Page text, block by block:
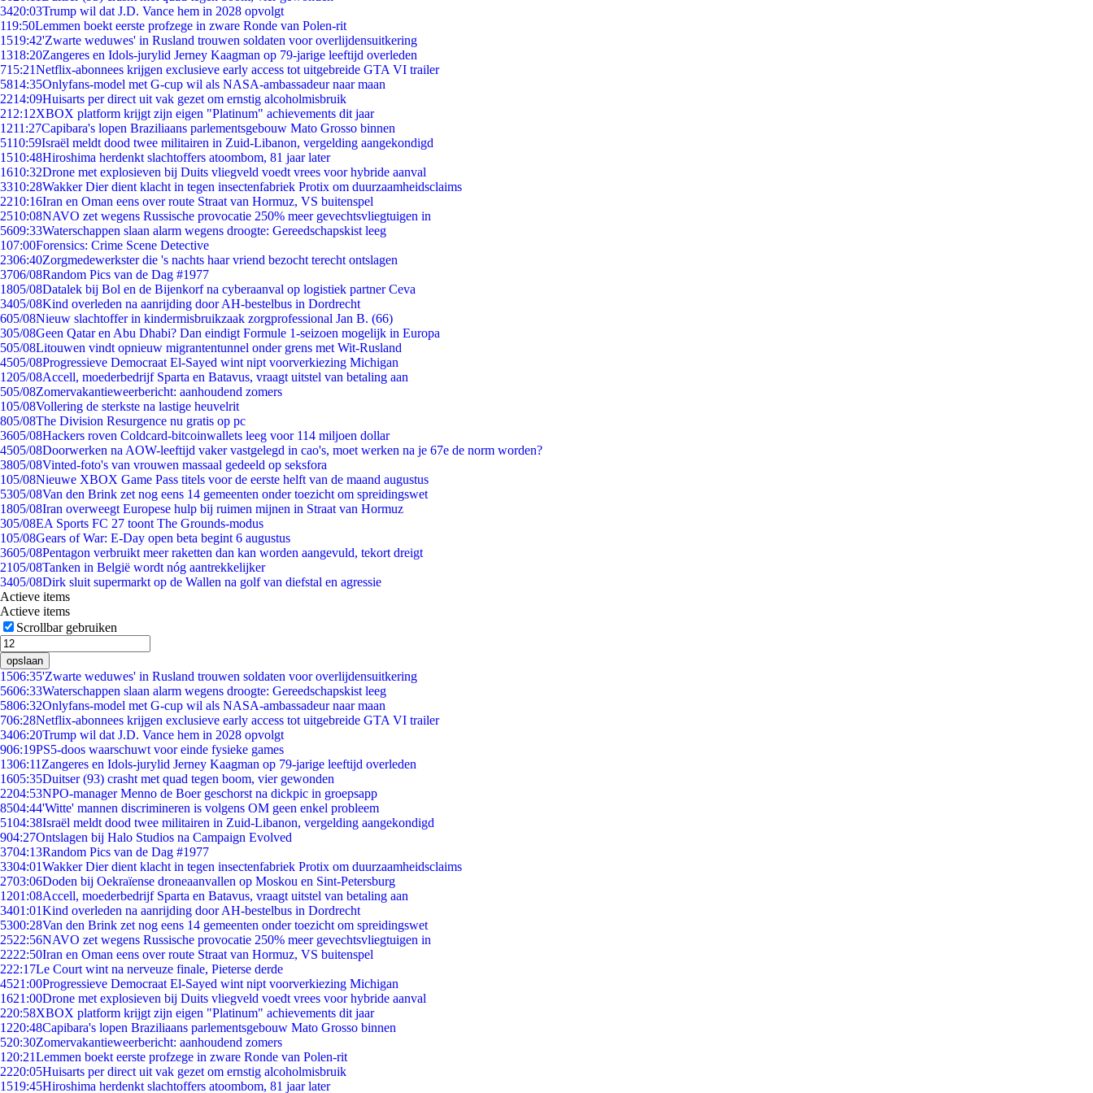
3420:03Trump wil dat J.D. Vance hem in 2028 opvolgt
119:50Lemmen boekt eerste profzege in zware Ronde van Polen-rit
1519:42'Zwarte weduwes' in Rusland trouwen soldaten voor overlijdensuitkering
1318:20Zangeres en Idols-jurylid Jerney Kaagman op 79-jarige leeftijd overleden
715:21Netflix-abonnees krijgen exclusieve early access tot uitgebreide GTA VI trailer
5814:35Onlyfans-model met G-cup wil als NASA-ambassadeur naar maan
2214:09Huisarts per direct uit vak gezet om ernstig alcoholmisbruik
212:12XBOX platform krijgt zijn eigen "Platinum" achievements dit jaar
1211:27Capibara's lopen Braziliaans parlementsgebouw Mato Grosso binnen
5110:59Israël meldt dood twee militairen in Zuid-Libanon, vergelding aangekondigd
1510:48Hiroshima herdenkt slachtoffers atoombom, 81 jaar later
1610:32Drone met explosieven bij Duits vliegveld voedt vrees voor hybride aanval
3310:28Wakker Dier dient klacht in tegen insectenfabriek Protix om duurzaamheidsclaims
2210:16Iran en Oman eens over route Straat van Hormuz, VS buitenspel
2510:08NAVO zet wegens Russische provocatie 250% meer gevechtsvliegtuigen in
5609:33Waterschappen slaan alarm wegens droogte: Gereedschapskist leeg
107:00Forensics: Crime Scene Detective
2306:40Zorgmedewerkster die 's nachts haar vriend bezocht terecht ontslagen
3706/08Random Pics van de Dag #1977
1805/08Datalek bij Bol en de Bijenkorf na cyberaanval op logistiek partner Ceva
3405/08Kind overleden na aanrijding door AH-bestelbus in Dordrecht
605/08Nieuw slachtoffer in kindermisbruikzaak zorgprofessional Jan B. (66)
305/08Geen Qatar en Abu Dhabi? Dan eindigt Formule 1-seizoen mogelijk in Europa
505/08Litouwen vindt opnieuw migrantentunnel onder grens met Wit-Rusland
4505/08Progressieve Democraat El-Sayed wint nipt voorverkiezing Michigan
1205/08Accell, moederbedrijf Sparta en Batavus, vraagt uitstel van betaling aan
505/08Zomervakantieweerbericht: aanhoudend zomers
105/08Vollering de sterkste na lastige heuvelrit
805/08The Division Resurgence nu gratis op pc
3605/08Hackers roven Coldcard-bitcoinwallets leeg voor 114 miljoen dollar
4505/08Doorwerken na AOW-leeftijd vaker vastgelegd in cao's, moet werken na je 67e de norm worden?
3805/08Vinted-foto's van vrouwen massaal gedeeld op seksfora
105/08Nieuwe XBOX Game Pass titels voor de eerste helft van de maand augustus
5305/08Van den Brink zet nog eens 14 gemeenten onder toezicht om spreidingswet
1805/08Iran overweegt Europese hulp bij ruimen mijnen in Straat van Hormuz
305/08EA Sports FC 27 toont The Grounds-modus
105/08Gears of War: E-Day open beta begint 6 augustus
3605/08Pentagon verbruikt meer raketten dan kan worden aangevuld, tekort dreigt
2105/08Tanken in België wordt nóg aantrekkelijker
3405/08Dirk sluit supermarkt op de Wallen na golf van diefstal en agressie
Actieve items
Actieve items
Scrollbar gebruiken
opslaan
1506:35'Zwarte weduwes' in Rusland trouwen soldaten voor overlijdensuitkering
5606:33Waterschappen slaan alarm wegens droogte: Gereedschapskist leeg
5806:32Onlyfans-model met G-cup wil als NASA-ambassadeur naar maan
706:28Netflix-abonnees krijgen exclusieve early access tot uitgebreide GTA VI trailer
3406:20Trump wil dat J.D. Vance hem in 2028 opvolgt
906:19PS5-doos waarschuwt voor einde fysieke games
1306:11 Zangeres en Idols-jurylid Jerney Kaagman op 79-jarige leeftijd overleden
1605:35Duitser (93) crasht met quad tegen boom, vier gewonden
2204:53NPO-manager Menno de Boer geschorst na dickpic in groepsapp
8504:44'Witte' mannen discrimineren is volgens OM geen enkel probleem
5104:38Israël meldt dood twee militairen in Zuid-Libanon, vergelding aangekondigd
904:27Ontslagen bij Halo Studios na Campaign Evolved
3704:13Random Pics van de Dag #1977
3304:01Wakker Dier dient klacht in tegen insectenfabriek Protix om duurzaamheidsclaims
2703:06Doden bij Oekraïense droneaanvallen op Moskou en Sint-Petersburg
1201:08Accell, moederbedrijf Sparta en Batavus, vraagt uitstel van betaling aan
3401:01Kind overleden na aanrijding door AH-bestelbus in Dordrecht
5300:28Van den Brink zet nog eens 14 gemeenten onder toezicht om spreidingswet
2522:56NAVO zet wegens Russische provocatie 250% meer gevechtsvliegtuigen in
2222:50Iran en Oman eens over route Straat van Hormuz, VS buitenspel
222:17Le Court wint na nerveuze finale, Pieterse derde
4521:00Progressieve Democraat El-Sayed wint nipt voorverkiezing Michigan
1621:00Drone met explosieven bij Duits vliegveld voedt vrees voor hybride aanval
220:58XBOX platform krijgt zijn eigen "Platinum" achievements dit jaar
1220:48Capibara's lopen Braziliaans parlementsgebouw Mato Grosso binnen
520:30Zomervakantieweerbericht: aanhoudend zomers
1 20:21Lemmen boekt eerste profzege in zware Ronde van Polen-rit
2220:05Huisarts per direct uit vak gezet om ernstig alcoholmisbruik
1519:45Hiroshima herdenkt slachtoffers atoombom, 81 jaar later